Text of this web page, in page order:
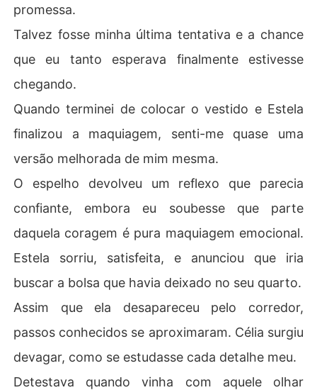
promessa.
Talvez fosse minha última tentativa e a chance
que eu tanto esperava finalmente estivesse
chegando.
Quando terminei de colocar o vestido e Estela
finalizou a maquiagem, senti-me quase uma
versão melhorada de mim mesma.
O espelho devolveu um reflexo que parecia
confiante, embora eu soubesse que parte
daquela coragem é pura maquiagem emocional.
Estela sorriu, satisfeita, e anunciou que iria
buscar a bolsa que havia deixado no seu quarto.
Assim que ela desapareceu pelo corredor,
passos conhecidos se aproximaram. Célia surgiu
devagar, como se estudasse cada detalhe meu.
Detestava quando vinha com aquele olhar